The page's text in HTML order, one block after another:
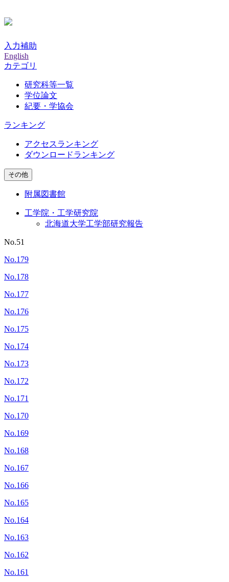
入力補助
English
カテゴリ
研究科等一覧
学位論文
紀要・学協会
ランキング
アクセスランキング
ダウンロードランキング
その他
附属図書館
工学院・工学研究院
北海道大学工学部研究報告
No.51
No.179
No.178
No.177
No.176
No.175
No.174
No.173
No.172
No.171
No.170
No.169
No.168
No.167
No.166
No.165
No.164
No.163
No.162
No.161